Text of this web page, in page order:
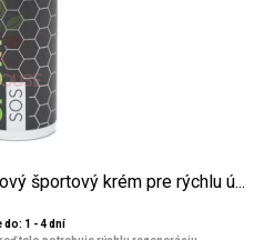
športový krém pre rýchlu ú...
do: 1 - 4 dní